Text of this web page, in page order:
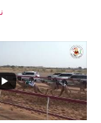
نادي